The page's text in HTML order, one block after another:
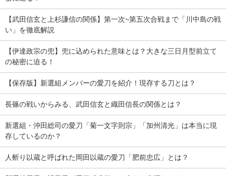
【武田信玄と上杉謙信の関係】第一次~第五次合戦まで「川中島の戦
い」を徹底解説
【伊達政宗の兜】兜に込められた意味とは？大きな三日月型前立て
の秘密に迫る！
【保存版】新選組メンバーの愛刀を紹介！現存する刀とは？
長篠の戦いからみる、武田信玄と織田信長の関係とは？
新選組・沖田総司の愛刀「菊一文字則宗」「加州清光」は本当に現
存しているのか？
人斬り以蔵と呼ばれた岡田以蔵の愛刀「肥前忠広」とは？